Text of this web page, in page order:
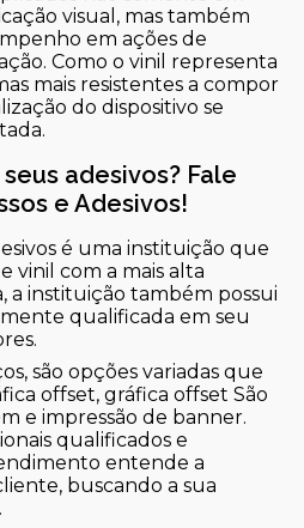
visual, mas também
em ações de
Como o vinil representa
mais resistentes a compor
do dispositivo se
adesivos? Fale
e Adesivos!
é uma instituição que
vinil com a mais alta
a instituição também possui
qualificada em seu
são opções variadas que
offset, gráfica offset São
e impressão de banner.
qualificados e
entende a
buscando a sua